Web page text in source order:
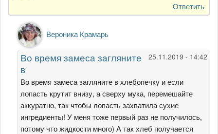
Ответить
Ответ
на
Специально
сделаю
второй
раз
Гость
Вероника Крамарь
25.11.2019 - 14:42
Во время замеса загляните
в
Во время замеса загляните в хлебопечку и если
лопасть крутит внизу, а сверху мука, перемешайте
аккуратно, так чтобы лопасть захватила сухие
ингредиенты! У меня тоже первый раз не получилось,
потому что жидкости много) А так хлеб получается